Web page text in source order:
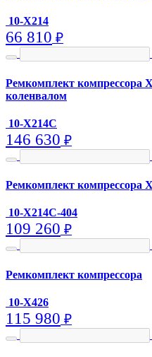
10-X214
66 810 ₽
Ремкомплект компрессора
коленвалом
10-X214C
146 630 ₽
Ремкомплект компрессора
10-X214C-404
109 260 ₽
Ремкомплект компрессора
10-X426
115 980 ₽